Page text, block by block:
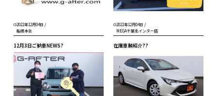
12月3日ご納車NEWS?
2022年12月04日 /
船橋本社
在庫車輌紹介??
2022年12月04日 /
MEGA千葉北インター店